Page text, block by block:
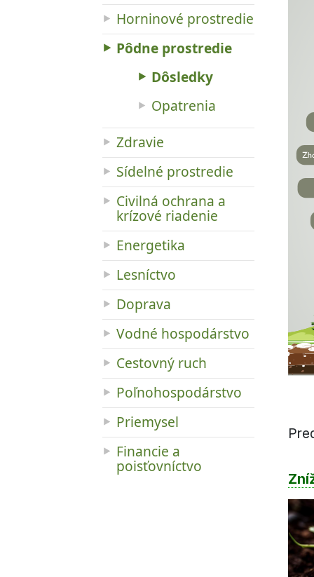
Horninové prostredie
Pôdne prostredie
Dôsledky
Opatrenia
Zdravie
Sídelné prostredie
Civilná ochrana a
krízové riadenie
Energetika
Lesníctvo
Doprava
Vodné hospodárstvo
Cestovný ruch
Poľnohospodárstvo
Priemysel
Financie a
poisťovníctvo